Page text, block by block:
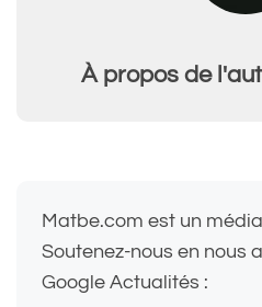
À propos de
Matbe.com est un
Soutenez-nous en nous
Google Actualités :